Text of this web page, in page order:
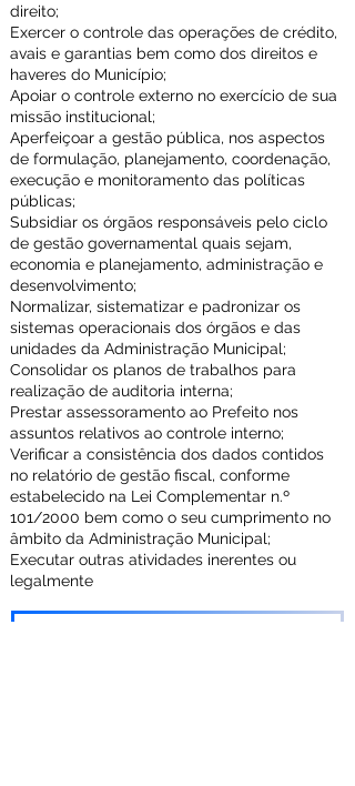
direito;
Exercer o controle das operações de crédito,
avais e garantias bem como dos direitos e
haveres do Município;
Apoiar o controle externo no exercício de sua
missão institucional;
Aperfeiçoar a gestão pública, nos aspectos
de formulação, planejamento, coordenação,
execução e monitoramento das políticas
públicas;
Subsidiar os órgãos responsáveis pelo ciclo
de gestão governamental quais sejam,
economia e planejamento, administração e
desenvolvimento;
Normalizar, sistematizar e padronizar os
sistemas operacionais dos órgãos e das
unidades da Administração Municipal;
Consolidar os planos de trabalhos para
realização de auditoria interna;
Prestar assessoramento ao Prefeito nos
assuntos relativos ao controle interno;
Verificar a consistência dos dados contidos
no relatório de gestão fiscal, conforme
estabelecido na Lei Complementar n.º
101/2000 bem como o seu cumprimento no
âmbito da Administração Municipal;
Executar outras atividades inerentes ou
legalmente